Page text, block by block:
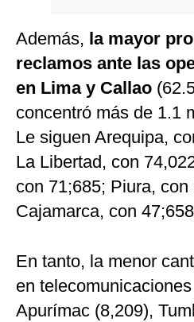
Además, la mayor
reclamos ante las
en Lima y Callao
concentró más de 1.1
Le siguen Arequipa,
La Libertad, con
con 71;685; Piura, con
Cajamarca, con
En tanto, la menor
en
Apurímac (8,209),